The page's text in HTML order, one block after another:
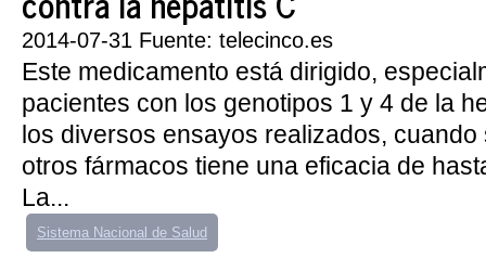
2014-07-31 Fuente: telecinco.es
Este medicamento está dirigido,
pacientes con los genotipos 1 y 4 de la
los diversos ensayos realizados, cuando
otros fármacos tiene una eficacia de
La...
Sistema Nacional de Salud